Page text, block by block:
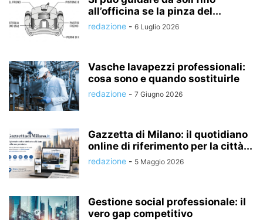
all’officina se la pinza del...
redazione - 6 Luglio 2026
Vasche lavapezzi professionali:
cosa sono e quando sostituirle
redazione - 7 Giugno 2026
Gazzetta di Milano: il quotidiano
online di riferimento per la città...
redazione - 5 Maggio 2026
Gestione social professionale: il
vero gap competitivo